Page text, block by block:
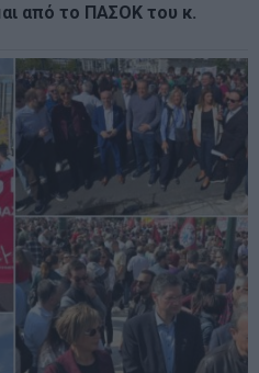
από το ΠΑΣΟΚ του κ.